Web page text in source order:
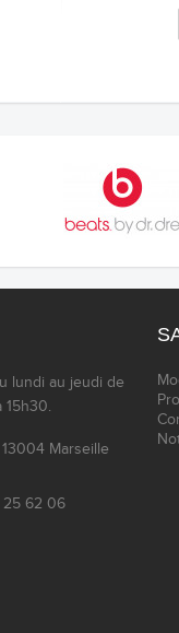
lundi au jeudi de
Marseille
25 62 06